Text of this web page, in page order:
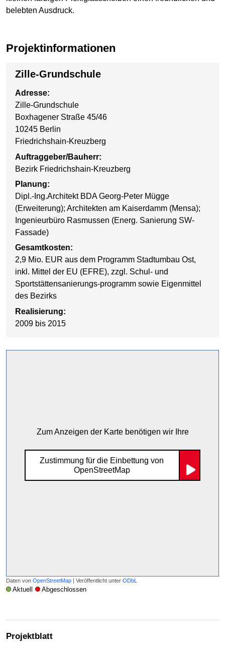
belebten Ausdruck.
Projektinformationen
Zille-Grundschule
Adresse:
Zille-Grundschule
Boxhagener Straße 45/46
10245 Berlin
Friedrichshain-Kreuzberg
Auftraggeber/Bauherr:
Bezirk Friedrichshain-Kreuzberg
Planung:
Dipl.-Ing.Architekt BDA Georg-Peter Mügge
(Erweiterung); Architekten am Kaiserdamm (Mensa);
Ingenieurbüro Rasmussen (Energ. Sanierung SW-
Fassade)
Gesamtkosten:
2,9 Mio. EUR aus dem Programm Stadtumbau Ost,
inkl. Mittel der EU (EFRE), zzgl. Schul- und
Sportstättensanierungs-programm sowie Eigenmittel
des Bezirks
Realisierung:
2009 bis 2015
Zum Anzeigen der Karte benötigen wir Ihre
Zustimmung für die Einbettung von
OpenStreetMap
Daten von OpenStreetMap | Veröffentlicht unter ODbL
Aktuell Abgeschlossen
Projektblatt